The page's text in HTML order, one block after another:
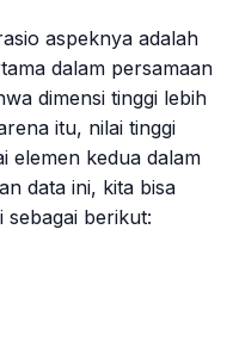
aspeknya adalah
dalam persamaan
dimensi tinggi lebih
itu, nilai tinggi
elemen kedua dalam
data ini, kita bisa
berikut: